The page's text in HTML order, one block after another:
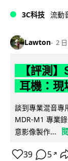
3C科技 流動
Lawton 2 日
【評測
耳機：現
談到專業混音專
MDR-M1 專業
意影像製作...
39 5 ↗